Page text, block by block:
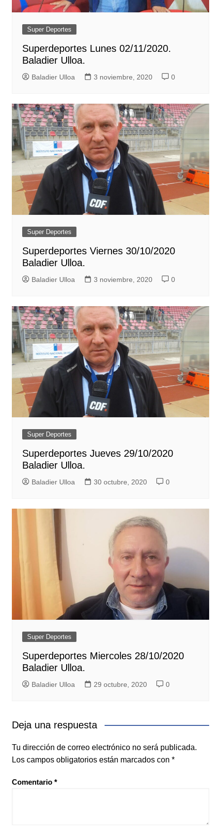
Super Deportes
Superdeportes Lunes 02/11/2020.
Baladier Ulloa.
Baladier Ulloa 3 noviembre, 2020 0
Super Deportes
Superdeportes Viernes 30/10/2020
Baladier Ulloa.
Baladier Ulloa 3 noviembre, 2020 0
Super Deportes
Superdeportes Jueves 29/10/2020
Baladier Ulloa.
Baladier Ulloa 30 octubre, 2020 0
Super Deportes
Superdeportes Miercoles 28/10/2020
Baladier Ulloa.
Baladier Ulloa 29 octubre, 2020 0
Deja una respuesta
Tu dirección de correo electrónico no será publicada.
Los campos obligatorios están marcados con *
Comentario *